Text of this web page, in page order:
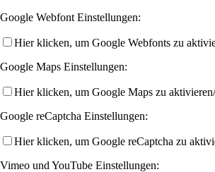
Google Webfont Einstellungen:
Hier klicken, um Google Webfonts zu
Google Maps Einstellungen:
Hier klicken, um Google Maps zu
Google reCaptcha Einstellungen:
Hier klicken, um Google reCaptcha zu
Vimeo und YouTube Einstellungen: